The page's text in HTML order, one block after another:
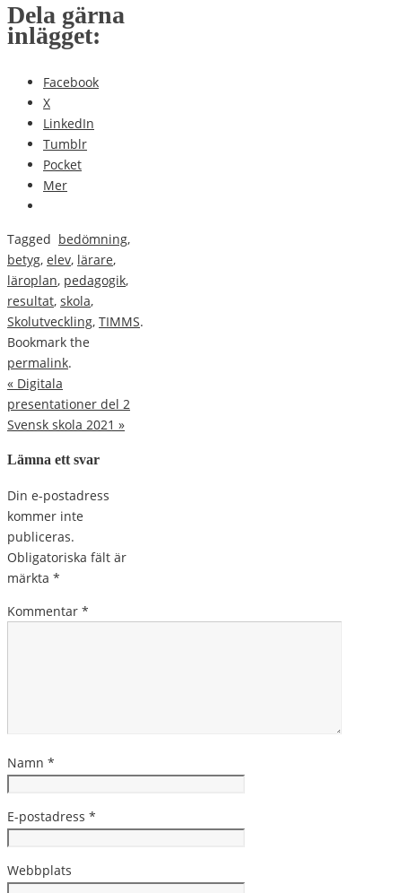
Dela gärna
inlägget:
Facebook
X
LinkedIn
Tumblr
Pocket
Mer
Tagged bedömning,
betyg, elev, lärare,
läroplan, pedagogik,
resultat, skola,
Skolutveckling, TIMMS.
Bookmark the
permalink.
« Digitala
presentationer del 2
Svensk skola 2021 »
Lämna ett svar
Din e-postadress
kommer inte
publiceras.
Obligatoriska fält är
märkta *
Kommentar *
Namn *
E-postadress *
Webbplats